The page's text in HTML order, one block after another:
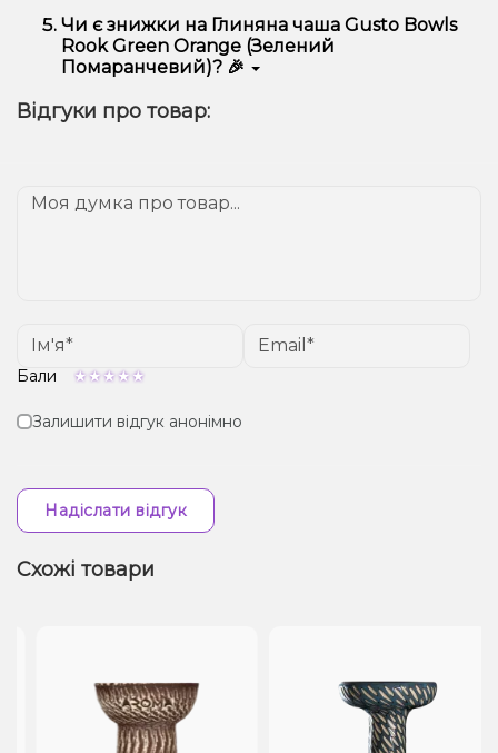
Перейдіть до оформлення замовлення.
Виберіть зручний спосіб оплати та доставки.
Підтвердіть замовлення – ми швидко
надішлемо його вам!
Доставка доступна по всій Україні, терміни
Вибір залежить від ваших уподобань – наприклад,
якщо це кальян, враховуйте розмір, матеріал та тип
чаші, якщо вейп – потужність та смак. Наші
менеджери допоможуть підібрати ідеальний
Чи є знижки на Глиняна чаша Gusto Bowls
Rook Green Orange (Зелений
Помаранчевий)? 🎉
спеціальні пропозиції. Слідкуйте за оновленнями на
Відгуки про товар:
Бали
Залишити відгук анонімно
Надіслати відгук
Схожі товари